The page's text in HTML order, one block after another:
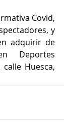
Covid,
y
adquirir de
Deportes
Huesca,